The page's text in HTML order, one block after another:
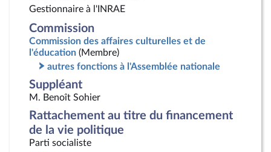
Gestionnaire à l'INRAE
Commission
Commission des affaires culturelles et de
l'éducation (Membre)
autres fonctions à l'Assemblée nationale
Suppléant
M. Benoît Sohier
Rattachement au titre du financement
de la vie politique
Parti socialiste